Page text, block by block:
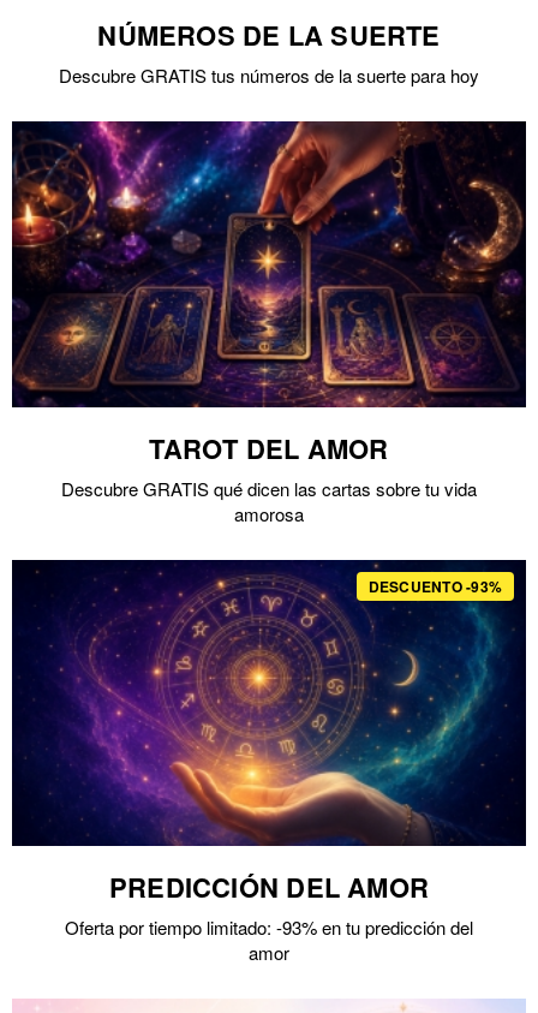
NÚMEROS DE LA SUERTE
Descubre GRATIS tus números de la suerte para hoy
TAROT DEL AMOR
Descubre GRATIS qué dicen las cartas sobre tu vida
amorosa
DESCUENTO -93%
PREDICCIÓN DEL AMOR
Oferta por tiempo limitado: -93% en tu predicción del
amor